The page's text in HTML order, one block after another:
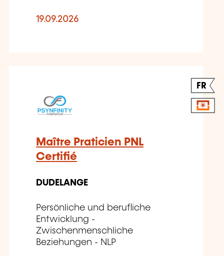
19.09.2026
FR
Maître Praticien PNL
Certifié
DUDELANGE
Persönliche und berufliche
Entwicklung -
Zwischenmenschliche
Beziehungen - NLP